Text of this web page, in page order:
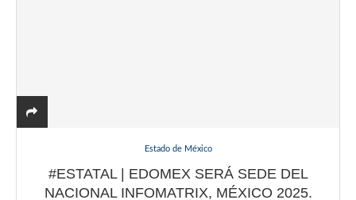
Estado de México
#ESTATAL | EDOMEX SERÁ SEDE DEL
NACIONAL INFOMATRIX, MÉXICO 2025.